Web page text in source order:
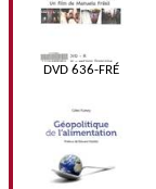
DVD 636-FRÉ